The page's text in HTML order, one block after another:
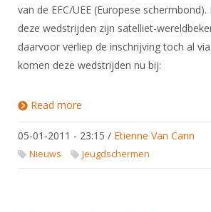
Samenwerking
Formulieren
Nieuws
Verenigingsondersteuning
Witte Vlekkenplan
JPT
JEC
Veteranenwedstrijden
Wedstrijdorganisatie
Nieuws
Aanvragen van scheidsrechters
Nieuws
Scheidsrechterslijst
Scheidsrechter Documentatie
Tuchtzaken
Archief
van de EFC/UEE (Europese schermbond).
deze wedstrijden zijn satelliet-
daarvoor verliep de inschrijving toch al
komen deze wedstrijden nu bij:
Read more
05-01-2011 - 23:15 / Etienne Van Cann
Nieuws Jeugdschermen